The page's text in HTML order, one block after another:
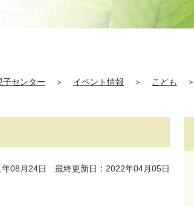
子センター ＞ イベント情報 ＞ こども ＞
年08月24日 最終更新日：2022年04月05日